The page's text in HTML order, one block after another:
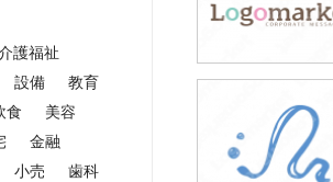
護福祉
設備
教育
食
美容
金融
小売
歯科
49,800円
(税込54,780円)